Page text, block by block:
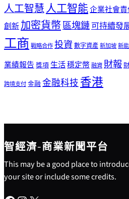
人工智慧人工智能企業社會
創新加密貨幣區塊鏈可持續發
工商 戰略合作投資數字資產新加坡新
業績報告 獎項生活穩定幣融資 財報
跨境支付金融 金融科技 香港
智經濟-商業新聞平台
This may be a good place to
your site or include some credits.